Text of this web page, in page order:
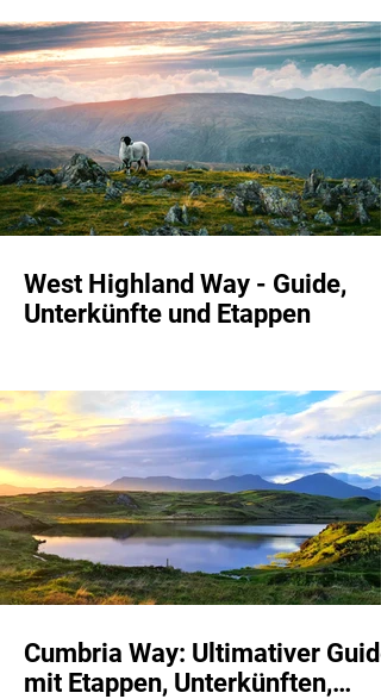
West Highland Way - Guide,
Unterkünfte und Etappen
Cumbria Way: Ultimativer Guide
mit Etappen, Unterkünften,